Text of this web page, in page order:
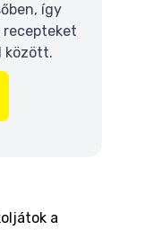
így
recepteket
között.
a